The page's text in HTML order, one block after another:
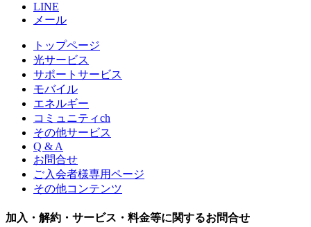
LINE
メール
トップページ
光サービス
サポートサービス
モバイル
エネルギー
コミュニティch
その他サービス
Q & A
お問合せ
ご入会者様専用ページ
その他コンテンツ
加入・解約・サービス・料金等に関するお問合せ